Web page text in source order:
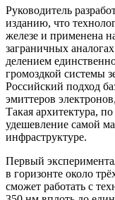
Руководитель
изданию, что
железе и применена
заграничных
делением
громоздкой системы
Российский подход
эмиттеров
Такая архитектура,
удешевление самой
инфраструктуре.
Первый
в горизонте около
сможет работать с